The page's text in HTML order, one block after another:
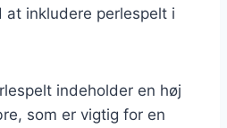
inkludere perlespelt i
indeholder en høj
som er vigtig for en